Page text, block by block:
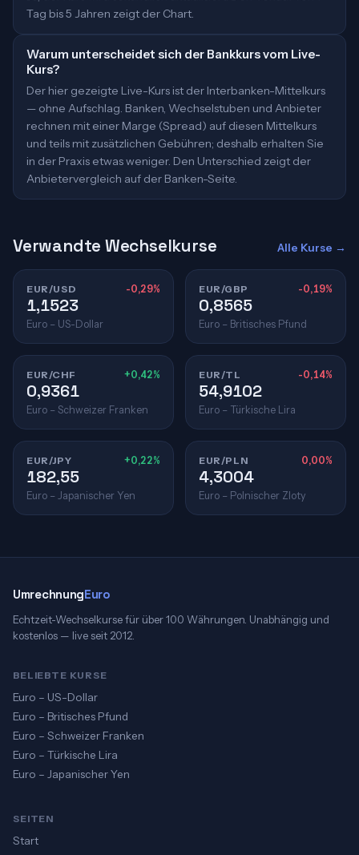
Tag bis 5 Jahren zeigt der Chart.
Warum unterscheidet sich der Bankkurs vom Live-
Kurs?
Der hier gezeigte Live-Kurs ist der Interbanken-Mittelkurs
— ohne Aufschlag. Banken, Wechselstuben und Anbieter
rechnen mit einer Marge (Spread) auf diesen Mittelkurs
und teils mit zusätzlichen Gebühren; deshalb erhalten Sie
in der Praxis etwas weniger. Den Unterschied zeigt der
Anbietervergleich auf der Banken-Seite.
Verwandte Wechselkurse Alle Kurse →
EUR/USD -0,29%
1,1523
Euro – US-Dollar
EUR/GBP -0,19%
0,8565
Euro – Britisches Pfund
EUR/CHF +0,42%
0,9361
Euro – Schweizer Franken
EUR/TL -0,14%
54,9102
Euro – Türkische Lira
EUR/JPY +0,22%
182,55
Euro – Japanischer Yen
EUR/PLN 0,00%
4,3004
Euro – Polnischer Zloty
UmrechnungEuro
Echtzeit-Wechselkurse für über 100 Währungen. Unabhängig und
kostenlos — live seit 2012.
BELIEBTE KURSE
Euro – US-Dollar
Euro – Britisches Pfund
Euro – Schweizer Franken
Euro – Türkische Lira
Euro – Japanischer Yen
SEITEN
Start